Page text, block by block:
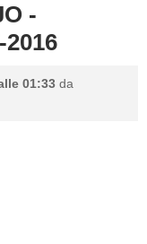
-
01:33 da